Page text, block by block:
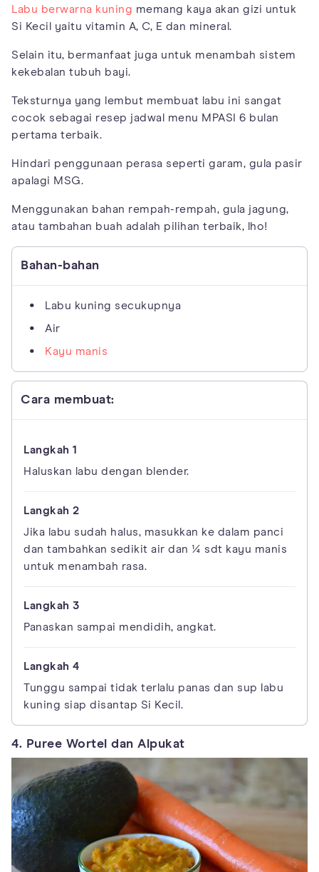
Labu berwarna kuning memang kaya akan gizi untuk
Si Kecil yaitu vitamin A, C, E dan mineral.
Selain itu, bermanfaat juga untuk menambah sistem
kekebalan tubuh bayi.
Teksturnya yang lembut membuat labu ini sangat
cocok sebagai resep jadwal menu MPASI 6 bulan
pertama terbaik.
Hindari penggunaan perasa seperti garam, gula pasir
apalagi MSG.
Menggunakan bahan rempah-rempah, gula jagung,
atau tambahan buah adalah pilihan terbaik, lho!
Bahan-bahan
Labu kuning secukupnya
Air
Kayu manis
Cara membuat:
Haluskan labu dengan blender.
Jika labu sudah halus, masukkan ke dalam panci
dan tambahkan sedikit air dan ¼ sdt kayu manis
untuk menambah rasa.
Panaskan sampai mendidih, angkat.
Tunggu sampai tidak terlalu panas dan sup labu
kuning siap disantap Si Kecil.
4. Puree Wortel dan Alpukat